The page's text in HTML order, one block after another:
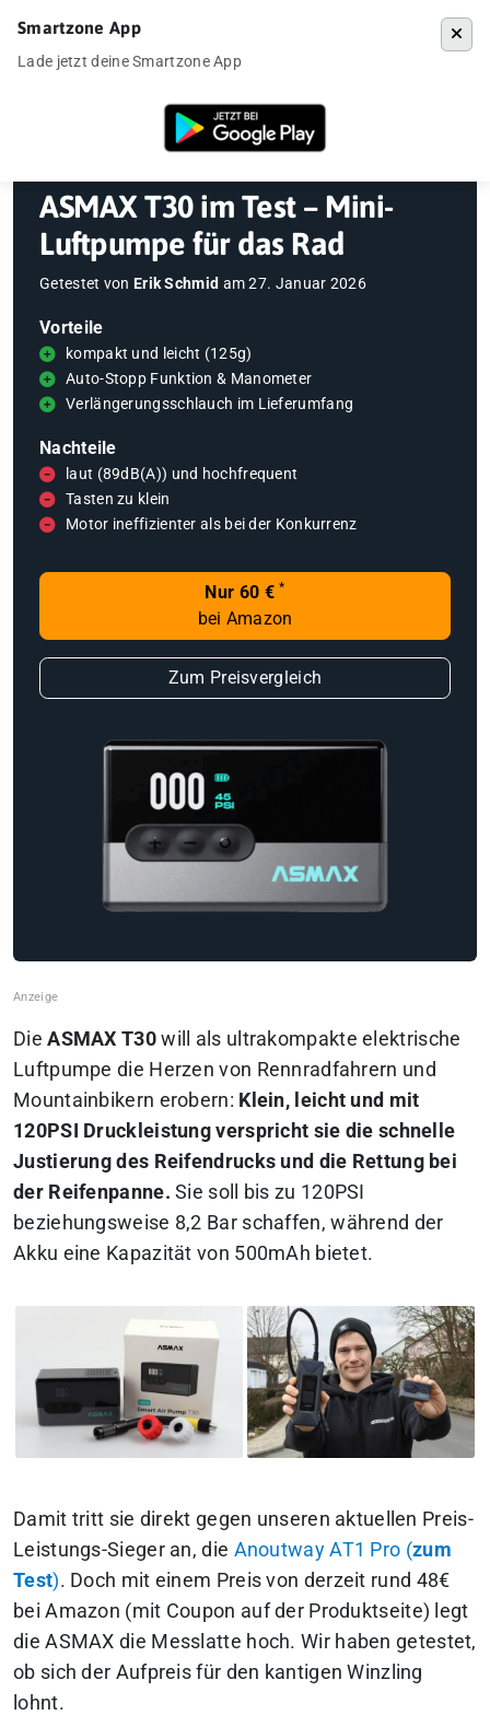
»E-Bike & E-Scooter
ASMAX T30 im Test – Mini-
Luftpumpe für das Rad
Getestet von Erik Schmid am27. Januar 2026
Vorteile
kompakt und leicht (125g)
Auto-Stopp Funktion & Manometer
Verlängerungsschlauch im Lieferumfang
Nachteile
laut (89dB(A)) und hochfrequent
Tasten zu klein
Motor ineffizienter als bei der Konkurrenz
Nur 60 € *
bei Amazon
Zum Preisvergleich
DieASMAX T30will als ultrakompakte elektrische
Luftpumpe die Herzen von Rennradfahrern und
Mountainbikern erobern: Klein, leicht und mit
120PSI Druckleistung verspricht sie die schnelle
Justierung des Reifendrucks und die Rettung bei
der Reifenpanne. Sie soll bis zu 120PSI
beziehungsweise 8,2 Bar schaffen, während der
Akku eine Kapazität von 500mAh bietet.
Damit tritt sie direkt gegen unseren aktuellen Preis-
Leistungs-Sieger an, die Anoutway AT1 Pro (zum
Test). Doch mit einem Preis von derzeit rund 48€
bei Amazon (mit Coupon auf der Produktseite) legt
die ASMAX die Messlatte hoch.Wir haben getestet,
ob sich der Aufpreis für den kantigen Winzling
lohnt.
Smartzone App
Lade jetzt deine Smartzone App